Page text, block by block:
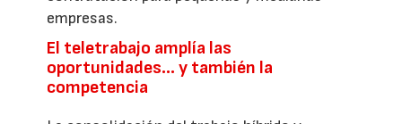
empresas.
El teletrabajo amplía las
oportunidades… y también la
competencia